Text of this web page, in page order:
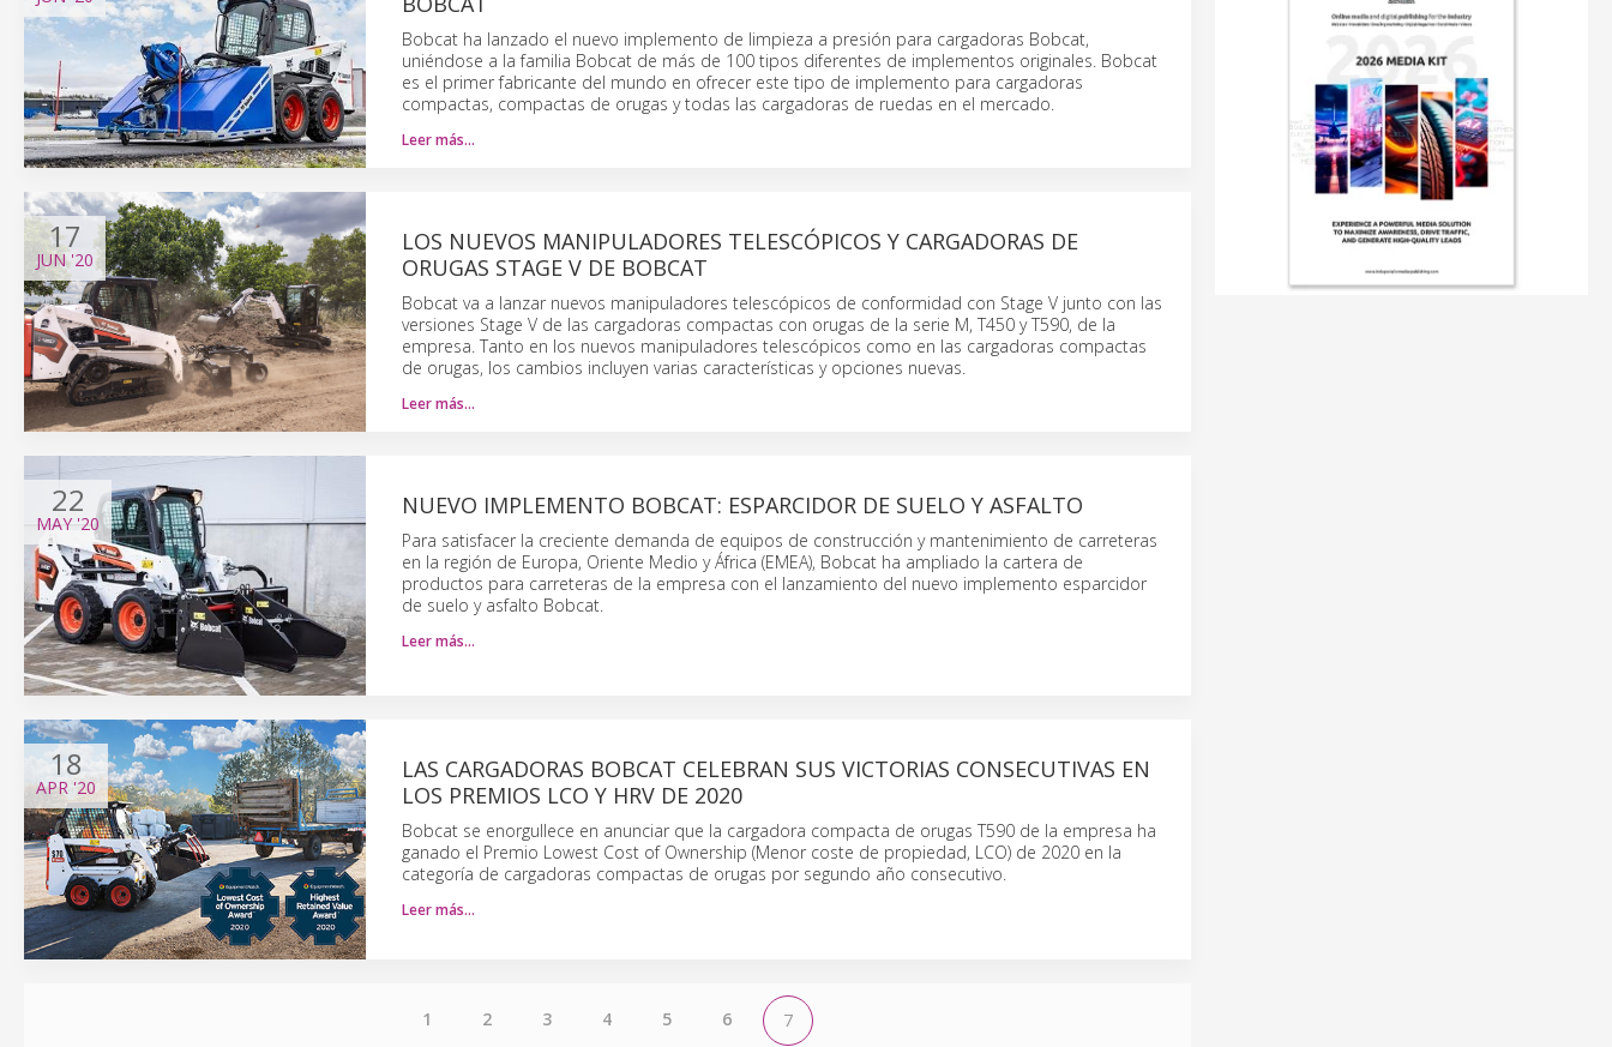
Bobcat ha lanzado el nuevo implemento de limpieza a presión para cargadoras Bobcat,
uniéndose a la familia Bobcat de más de 100 tipos diferentes de implementos originales. Bobcat
es el primer fabricante del mundo en ofrecer este tipo de implemento para cargadoras
compactas, compactas de orugas y todas las cargadoras de ruedas en el mercado.
Leer más…
17
JUN'20
LOS NUEVOS MANIPULADORES TELESCÓPICOS Y CARGADORAS DE
ORUGAS STAGE V DE BOBCAT
Bobcat va a lanzar nuevos manipuladores telescópicos de conformidad con Stage V junto con las
versiones Stage V de las cargadoras compactas con orugas de la serie M, T450 y T590, de la
empresa. Tanto en los nuevos manipuladores telescópicos como en las cargadoras compactas
de orugas, los cambios incluyen varias características y opciones nuevas.
Leer más…
22
MAY'20
NUEVO IMPLEMENTO BOBCAT: ESPARCIDOR DE SUELO Y ASFALTO
Para satisfacer la creciente demanda de equipos de construcción y mantenimiento de carreteras
en la región de Europa, Oriente Medio y África (EMEA), Bobcat ha ampliado la cartera de
productos para carreteras de la empresa con el lanzamiento del nuevo implemento esparcidor
de suelo y asfalto Bobcat.
Leer más…
18
APR'20
LAS CARGADORAS BOBCAT CELEBRAN SUS VICTORIAS CONSECUTIVAS EN
LOS PREMIOS LCO Y HRV DE 2020
Bobcat se enorgullece en anunciar que la cargadora compacta de orugas T590 de la empresa ha
ganado el Premio Lowest Cost of Ownership (Menor coste de propiedad, LCO) de 2020 en la
categoría de cargadoras compactas de orugas por segundo año consecutivo.
Leer más…
1 2 3 4 5 6 7